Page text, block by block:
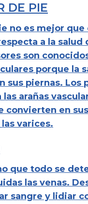
DE PIE
no es mejor
a la salud
son
porque la
sus piernas. Los
las arañas
convierten en
varices.
que todo se
las venas.
sangre y lidiar